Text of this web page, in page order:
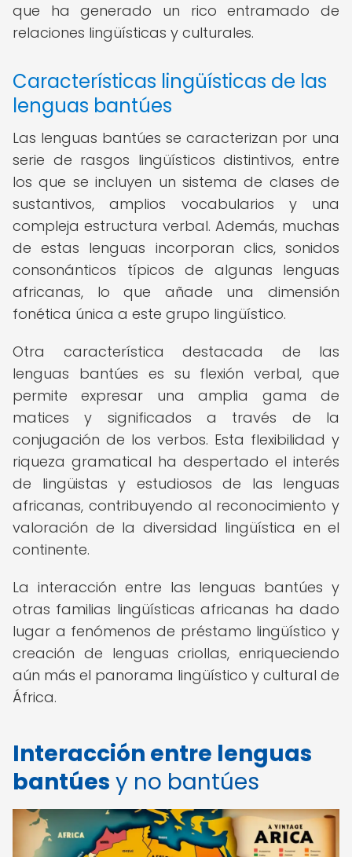
que ha generado un rico entramado de
relaciones lingüísticas y culturales.
Características lingüísticas de las
lenguas bantúes
Las lenguas bantúes se caracterizan por una
serie de rasgos lingüísticos distintivos, entre
los que se incluyen un sistema de clases de
sustantivos, amplios vocabularios y una
compleja estructura verbal. Además, muchas
de estas lenguas incorporan clics, sonidos
consonánticos típicos de algunas lenguas
africanas, lo que añade una dimensión
fonética única a este grupo lingüístico.
Otra característica destacada de las
lenguas bantúes es su flexión verbal, que
permite expresar una amplia gama de
matices y significados a través de la
conjugación de los verbos. Esta flexibilidad y
riqueza gramatical ha despertado el interés
de lingüistas y estudiosos de las lenguas
africanas, contribuyendo al reconocimiento y
valoración de la diversidad lingüística en el
continente.
La interacción entre las lenguas bantúes y
otras familias lingüísticas africanas ha dado
lugar a fenómenos de préstamo lingüístico y
creación de lenguas criollas, enriqueciendo
aún más el panorama lingüístico y cultural de
África.
Interacción entre lenguas
bantúes y no bantúes